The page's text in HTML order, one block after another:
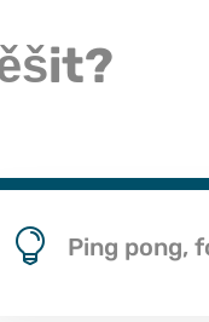
 Ping pong,